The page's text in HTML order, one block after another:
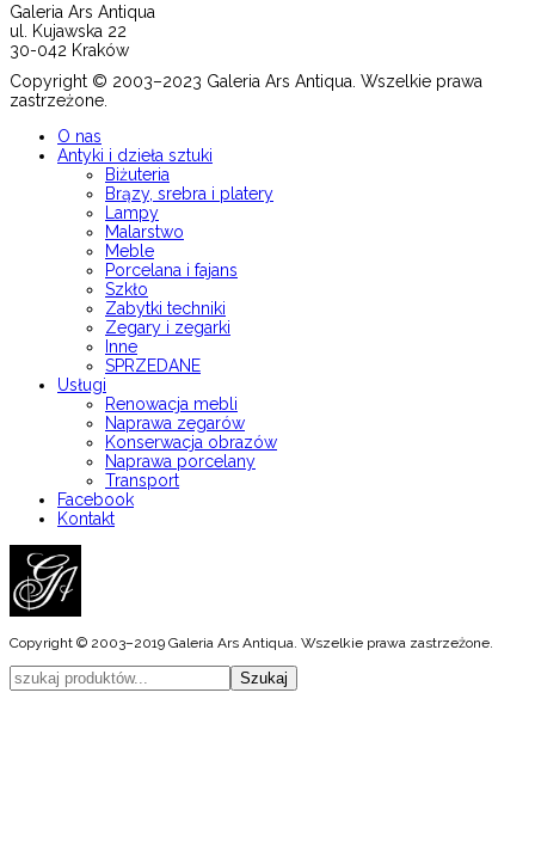
Galeria Ars Antiqua
ul. Kujawska 22
30-042 Kraków
Copyright © 2003–2023 Galeria Ars Antiqua. Wszelkie prawa
zastrzeżone.
O nas
Antyki i dzieła sztuki
Biżuteria
Brązy, srebra i platery
Lampy
Malarstwo
Meble
Porcelana i fajans
Szkło
Zabytki techniki
Zegary i zegarki
Inne
SPRZEDANE
Usługi
Renowacja mebli
Naprawa zegarów
Konserwacja obrazów
Naprawa porcelany
Transport
Facebook
Kontakt
Copyright © 2003–2019 Galeria Ars Antiqua. Wszelkie prawa zastrzeżone.
Szukaj